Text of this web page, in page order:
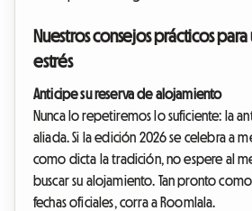
Nuestros consejos prácticos para
estrés
Anticipe su reserva de alojamiento
Nunca lo repetiremos lo suficiente: la
aliada. Si la edición 2026 se celebra a
como dicta la tradición, no espere al
buscar su alojamiento. Tan pronto
fechas oficiales, corra a Roomlala.